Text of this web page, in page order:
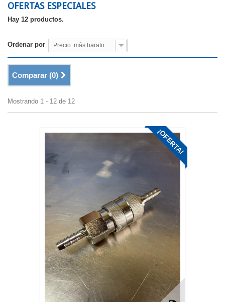
OFERTAS ESPECIALES
Hay 12 productos.
Ordenar por Precio: más baratos primero
Comparar (0)
Mostrando 1 - 12 de 12
¡OFERTA!